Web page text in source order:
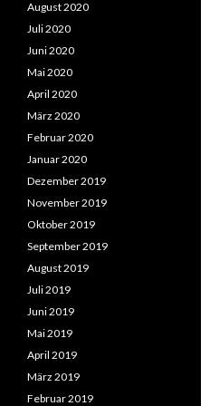
August 2020
Juli 2020
Juni 2020
Mai 2020
April 2020
März 2020
Februar 2020
Januar 2020
Dezember 2019
November 2019
Oktober 2019
September 2019
August 2019
Juli 2019
Juni 2019
Mai 2019
April 2019
März 2019
Februar 2019